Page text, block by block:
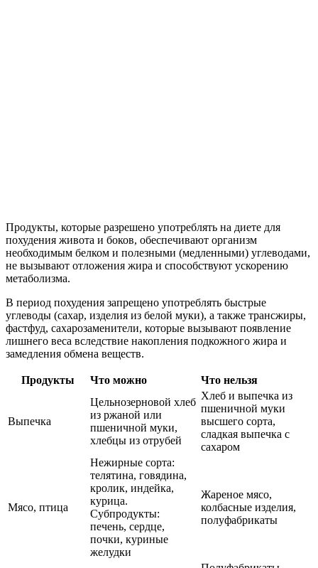
Продукты, которые разрешено употреблять на диете для
похудения живота и боков, обеспечивают организм
необходимым белком и полезными (медленными) углеводами,
не вызывают отложения жира и способствуют ускорению
метаболизма.
В период похудения запрещено употреблять быстрые
углеводы (сахар, изделия из белой муки), а также трансжиры,
фастфуд, сахарозаменители, которые вызывают появление
лишнего веса вследствие накопления подкожного жира и
замедления обмена веществ.
Продукты Что можно Что нельзя
Выпечка
Цельнозерновой хлеб
из ржаной или
пшеничной муки,
хлебцы из отрубей
Хлеб и выпечка из
пшеничной муки
высшего сорта,
сладкая выпечка с
сахаром
Мясо, птица
Нежирные сорта:
телятина, говядина,
кролик, индейка,
курица.
Субпродукты:
печень, сердце,
почки, куриные
желудки
Жареное мясо,
колбасные изделия,
полуфабрикаты